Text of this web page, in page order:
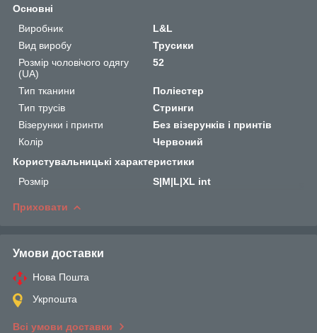
Основні
Виробник
L&L
Вид виробу
Трусики
Розмір чоловічого одягу
(UA)
52
Тип тканини
Поліестер
Тип трусів
Стринги
Візерунки і принти
Без візерунків і принтів
Колір
Червоний
Користувальницькі характеристики
Розмір
S|M|L|XL int
Приховати
Умови доставки
Нова Пошта
Укрпошта
Всі умови доставки